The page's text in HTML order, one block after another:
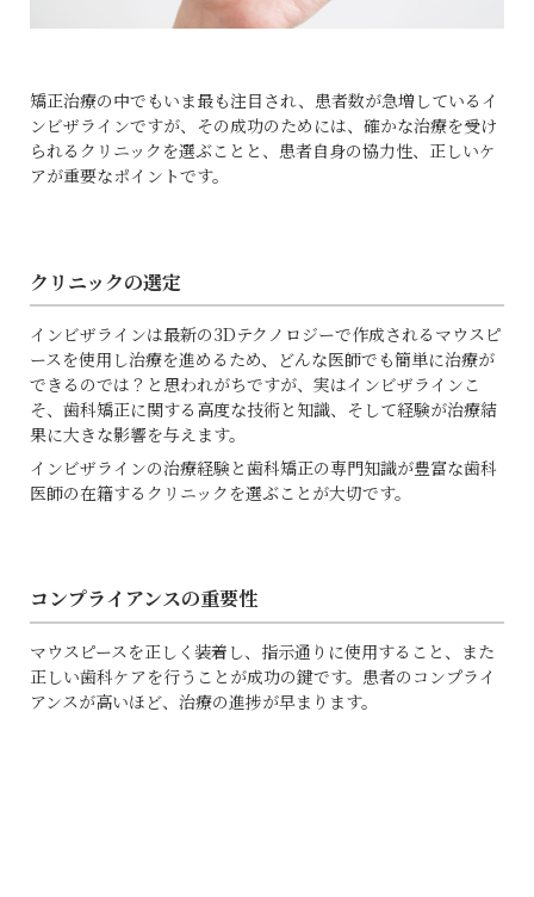
矯正治療の中でもいま最も注目され、患者数が急増しているイ
ンビザラインですが、その成功のためには、確かな治療を受け
られるクリニックを選ぶことと、患者自身の協力性、正しいケ
アが重要なポイントです。
クリニックの選定
インビザラインは最新の3Dテクノロジーで作成されるマウスピ
ースを使用し治療を進めるため、どんな医師でも簡単に治療が
できるのでは？と思われがちですが、実はインビザラインこ
そ、歯科矯正に関する高度な技術と知識、そして経験が治療結
果に大きな影響を与えます。
インビザラインの治療経験と歯科矯正の専門知識が豊富な歯科
医師の在籍するクリニックを選ぶことが大切です。
コンプライアンスの重要性
マウスピースを正しく装着し、指示通りに使用すること、また
正しい歯科ケアを行うことが成功の鍵です。患者のコンプライ
アンスが高いほど、治療の進捗が早まります。